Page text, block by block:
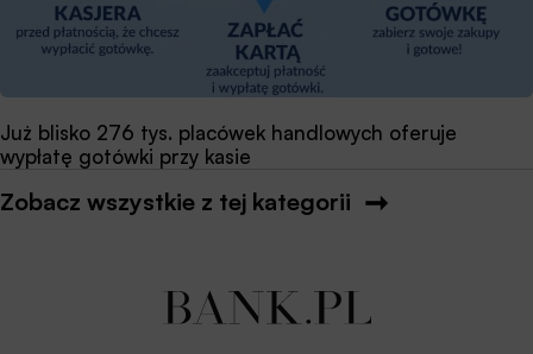
Już blisko 276 tys. placówek handlowych oferuje
wypłatę gotówki przy kasie
Zobacz wszystkie z tej kategorii